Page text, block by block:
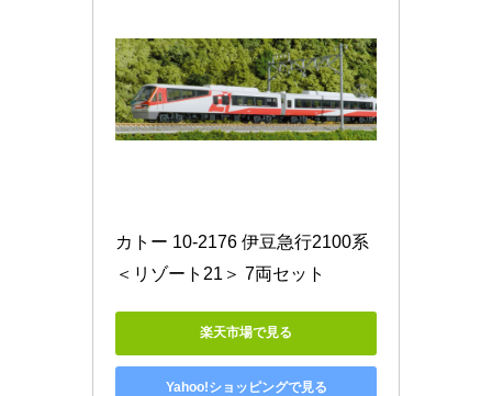
カトー 10-2176 伊豆急行2100系
＜リゾート21＞ 7両セット
楽天市場で見る
Yahoo!ショッピングで見る